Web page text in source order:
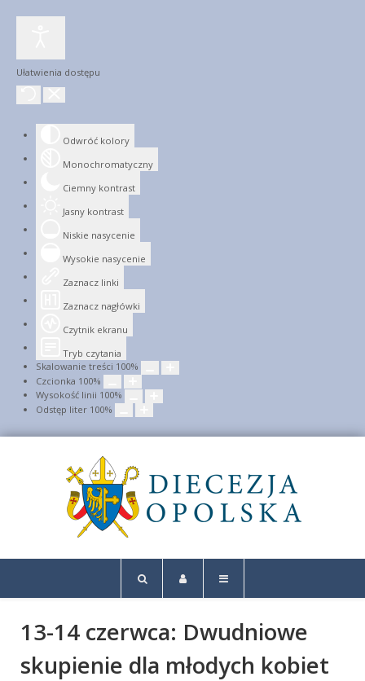
Ułatwienia dostępu
Odwróć kolory
Monochromatyczny
Ciemny kontrast
Jasny kontrast
Niskie nasycenie
Wysokie nasycenie
Zaznacz linki
Zaznacz nagłówki
Czytnik ekranu
Tryb czytania
Skalowanie treści 100%
Czcionka 100%
Wysokość linii 100%
Odstęp liter 100%
13-14 czerwca: Dwudniowe
skupienie dla młodych kobiet